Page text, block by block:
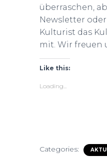
überraschen,
Newsletter
Kulturist das
mit. Wir freuen
Like this:
Loading...
Categories: